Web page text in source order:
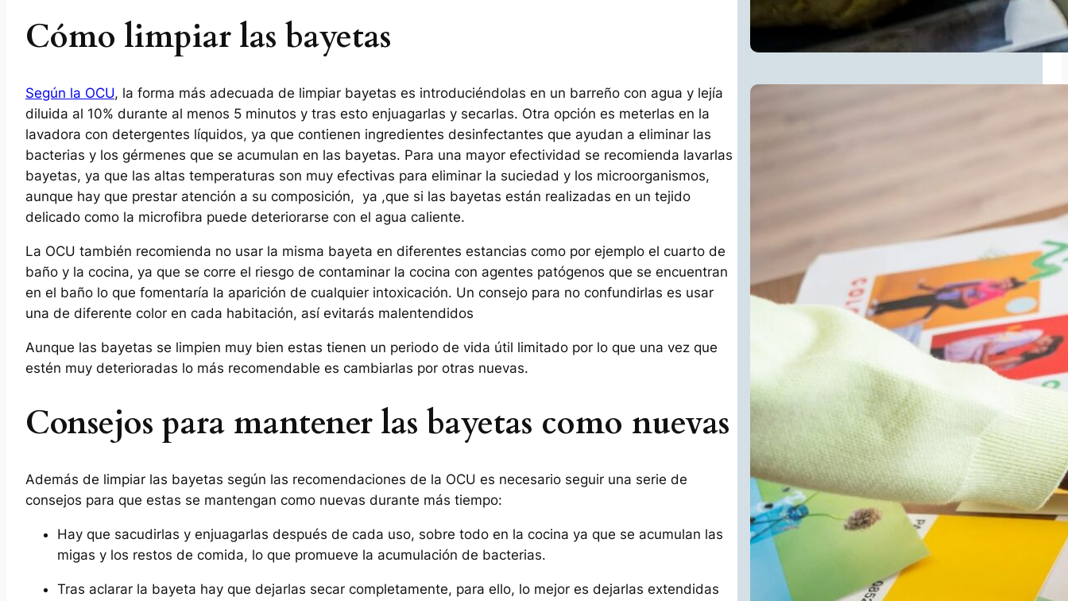
Cómo limpiar las bayetas
Según la OCU, la forma más adecuada de limpiar bayetas es introduciéndolas en un barreño con agua y lejía
diluida al 10% durante al menos 5 minutos y tras esto enjuagarlas y secarlas. Otra opción es meterlas en la
lavadora con detergentes líquidos, ya que contienen ingredientes desinfectantes que ayudan a eliminar las
bacterias y los gérmenes que se acumulan en las bayetas. Para una mayor efectividad se recomienda lavarlas
bayetas, ya que las altas temperaturas son muy efectivas para eliminar la suciedad y los microorganismos,
aunque hay que prestar atención a su composición, ya ,que si las bayetas están realizadas en un tejido
delicado como la microfibra puede deteriorarse con el agua caliente.
La OCU también recomienda no usar la misma bayeta en diferentes estancias como por ejemplo el cuarto de
baño y la cocina, ya que se corre el riesgo de contaminar la cocina con agentes patógenos que se encuentran
en el baño lo que fomentaría la aparición de cualquier intoxicación. Un consejo para no confundirlas es usar
una de diferente color en cada habitación, así evitarás malentendidos
Aunque las bayetas se limpien muy bien estas tienen un periodo de vida útil limitado por lo que una vez que
estén muy deterioradas lo más recomendable es cambiarlas por otras nuevas.
Consejos para mantener las bayetas como nuevas
Además de limpiar las bayetas según las recomendaciones de la OCU es necesario seguir una serie de
consejos para que estas se mantengan como nuevas durante más tiempo:
Hay que sacudirlas y enjuagarlas después de cada uso, sobre todo en la cocina ya que se acumulan las
migas y los restos de comida, lo que promueve la acumulación de bacterias.
Tras aclarar la bayeta hay que dejarlas secar completamente, para ello, lo mejor es dejarlas extendidas